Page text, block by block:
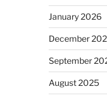
January 2026
December
September
August 2025